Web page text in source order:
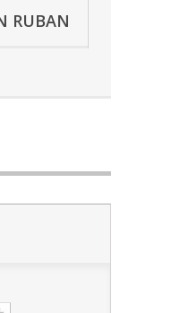
RUBAN